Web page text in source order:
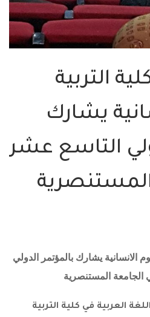
التربية
يشارك
التاسع عشر
الانسانية يشارك بالمؤتمر الدولي
الجامعة المستنصرية
العربية في كلية التربية